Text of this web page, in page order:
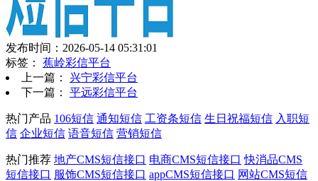
发布时间：2026-05-14 05:31:01
标签： 蕉岭彩信平台
上一篇： 兴宁彩信平台
下一篇： 平远彩信平台
热门产品 106短信 通知短信 工资条短信 生日祝福短信 入职短
信 企业短信 语音短信 营销短信
热门推荐 地产CMS短信接口 电商CMS短信接口 快消品CMS
短信接口 服饰CMS短信接口 appCMS短信接口 网站CMS短信